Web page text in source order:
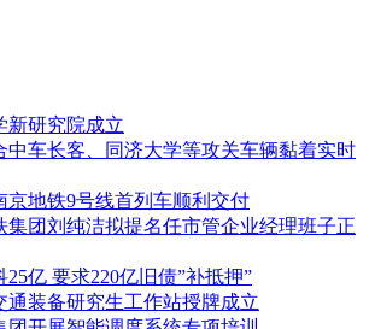
新研究院成立
中车长客、同济大学等攻关车辆黏着实时
京地铁9号线首列车顺利交付
集团刘纯洁拟提名任市管企业经理班子正
亿 要求220亿旧债”补抵押”
通装备研究生工作站授牌成立